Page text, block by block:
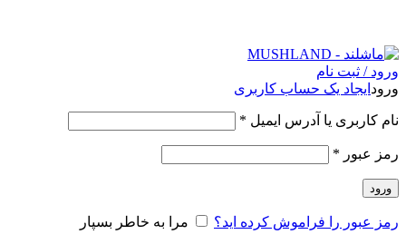
ورود / ثبت نام
ورود ایجاد یک حساب کاربری
نام کاربری یا آدرس ایمیل *
رمز عبور *
ورود
رمز عبور را فراموش کرده اید؟ مرا به خاطر بسپار